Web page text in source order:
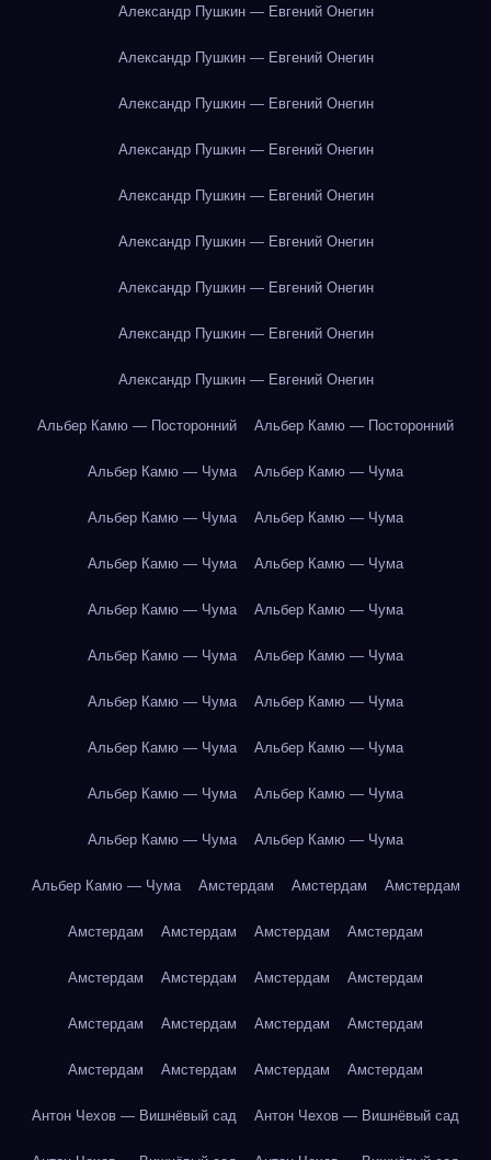
Александр Пушкин — Евгений Онегин
Александр Пушкин — Евгений Онегин
Александр Пушкин — Евгений Онегин
Александр Пушкин — Евгений Онегин
Александр Пушкин — Евгений Онегин
Александр Пушкин — Евгений Онегин
Александр Пушкин — Евгений Онегин
Александр Пушкин — Евгений Онегин
Александр Пушкин — Евгений Онегин
Альбер Камю — Посторонний Альбер Камю — Посторонний
Альбер Камю — Чума Альбер Камю — Чума
Альбер Камю — Чума Альбер Камю — Чума
Альбер Камю — Чума Альбер Камю — Чума
Альбер Камю — Чума Альбер Камю — Чума
Альбер Камю — Чума Альбер Камю — Чума
Альбер Камю — Чума Альбер Камю — Чума
Альбер Камю — Чума Альбер Камю — Чума
Альбер Камю — Чума Альбер Камю — Чума
Альбер Камю — Чума Альбер Камю — Чума
Альбер Камю — Чума Амстердам Амстердам Амстердам
Амстердам Амстердам Амстердам Амстердам
Амстердам Амстердам Амстердам Амстердам
Амстердам Амстердам Амстердам Амстердам
Амстердам Амстердам Амстердам Амстердам
Антон Чехов — Вишнёвый сад Антон Чехов — Вишнёвый сад